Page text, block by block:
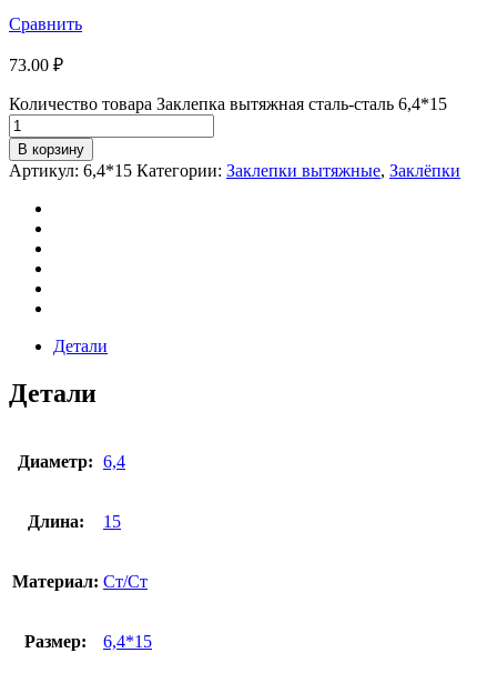
Сравнить
73.00 ₽
Количество товара Заклепка вытяжная сталь-сталь 6,4*15
В корзину
Артикул: 6,4*15 Категории: Заклепки вытяжные, Заклёпки
Детали
Детали
Диаметр: 6,4
Длина: 15
Материал: Ст/Ст
Размер: 6,4*15